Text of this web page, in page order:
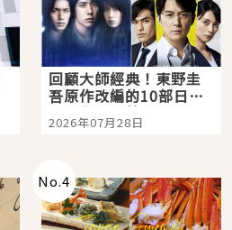
回顧大師經典！東野圭
吾原作改編的10部日本
影視作品推薦
2026年07月28日
No.4